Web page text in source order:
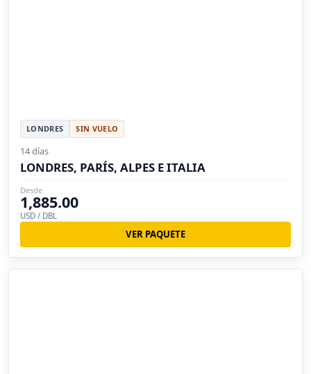
LONDRES SIN VUELO
14 días
LONDRES, PARÍS, ALPES E ITALIA
Desde
1,885.00
USD / DBL
VER PAQUETE